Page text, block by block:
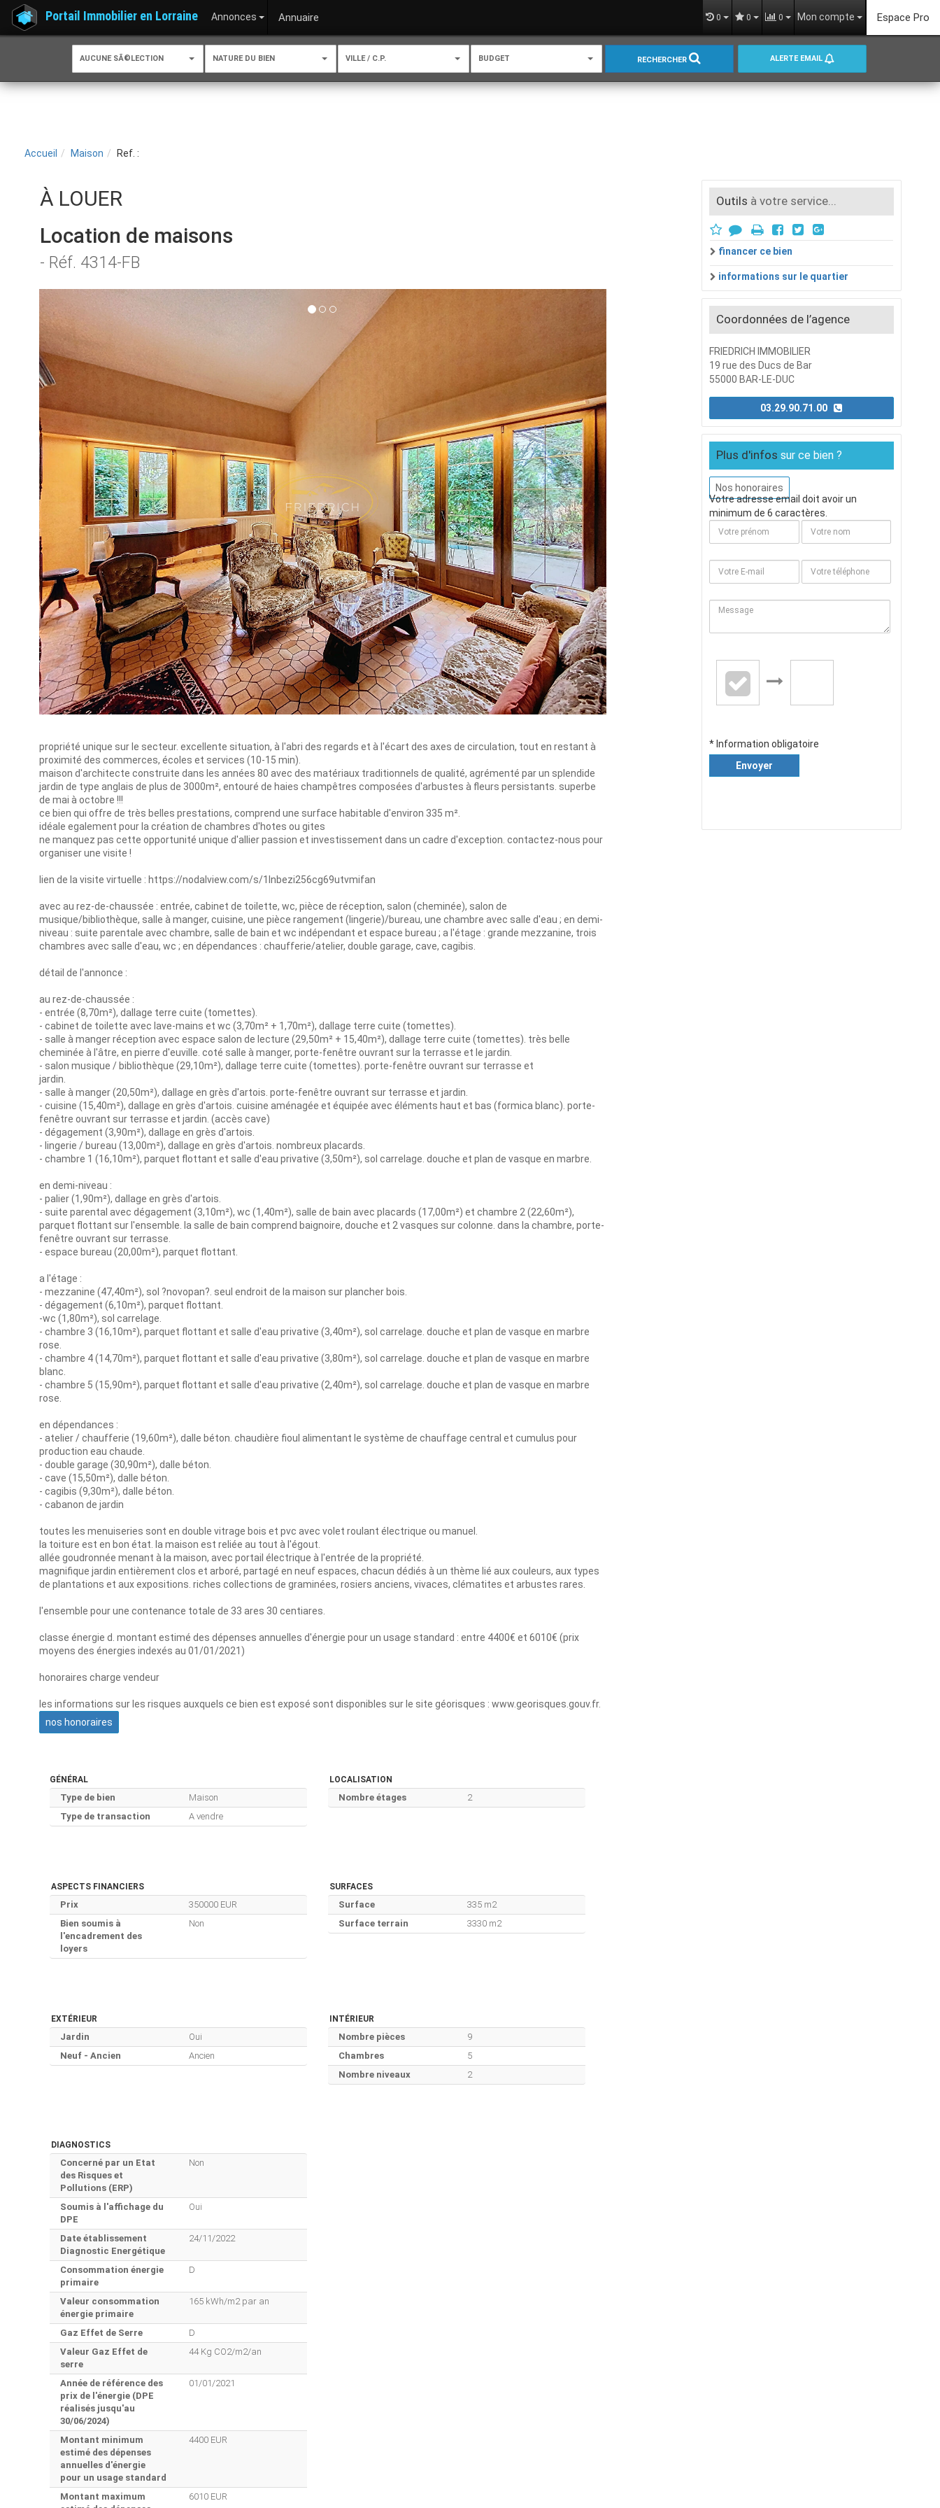
Portail Immobilier en Lorraine Annonces Annuaire 0 0 0 Mon compte Espace Pro
AUCUNE SÃ©LECTION NATURE DU BIEN VILLE / C.P. BUDGET RECHERCHER ALERTE EMAIL
Accueil Maison Ref. :
À LOUER
Location de maisons
- Réf. 4314-FB
propriété unique sur le secteur. excellente situation, à l'abri des regards et à l'écart des axes de circulation, tout en restant à
proximité des commerces, écoles et services (10-15 min).
maison d'architecte construite dans les années 80 avec des matériaux traditionnels de qualité, agrémenté par un splendide
jardin de type anglais de plus de 3000m², entouré de haies champêtres composées d'arbustes à fleurs persistants. superbe
de mai à octobre !!!
ce bien qui offre de très belles prestations, comprend une surface habitable d'environ 335 m².
idéale egalement pour la création de chambres d'hotes ou gites
ne manquez pas cette opportunité unique d'allier passion et investissement dans un cadre d'exception. contactez-nous pour
organiser une visite !
lien de la visite virtuelle : https://nodalview.com/s/1lnbezi256cg69utvmifan
avec au rez-de-chaussée : entrée, cabinet de toilette, wc, pièce de réception, salon (cheminée), salon de
musique/bibliothèque, salle à manger, cuisine, une pièce rangement (lingerie)/bureau, une chambre avec salle d'eau ; en demi-
niveau : suite parentale avec chambre, salle de bain et wc indépendant et espace bureau ; a l'étage : grande mezzanine, trois
chambres avec salle d'eau, wc ; en dépendances : chaufferie/atelier, double garage, cave, cagibis.
détail de l'annonce :
au rez-de-chaussée :
- entrée (8,70m²), dallage terre cuite (tomettes).
- cabinet de toilette avec lave-mains et wc (3,70m² + 1,70m²), dallage terre cuite (tomettes).
- salle à manger réception avec espace salon de lecture (29,50m² + 15,40m²), dallage terre cuite (tomettes). très belle
cheminée à l'âtre, en pierre d'euville. coté salle à manger, porte-fenêtre ouvrant sur la terrasse et le jardin.
- salon musique / bibliothèque (29,10m²), dallage terre cuite (tomettes). porte-fenêtre ouvrant sur terrasse et
jardin.
- salle à manger (20,50m²), dallage en grès d'artois. porte-fenêtre ouvrant sur terrasse et jardin.
- cuisine (15,40m²), dallage en grès d'artois. cuisine aménagée et équipée avec éléments haut et bas (formica blanc). porte-
fenêtre ouvrant sur terrasse et jardin. (accès cave)
- dégagement (3,90m²), dallage en grès d'artois.
- lingerie / bureau (13,00m²), dallage en grès d'artois. nombreux placards.
- chambre 1 (16,10m²), parquet flottant et salle d'eau privative (3,50m²), sol carrelage. douche et plan de vasque en marbre.
en demi-niveau :
- palier (1,90m²), dallage en grès d'artois.
- suite parental avec dégagement (3,10m²), wc (1,40m²), salle de bain avec placards (17,00m²) et chambre 2 (22,60m²),
parquet flottant sur l'ensemble. la salle de bain comprend baignoire, douche et 2 vasques sur colonne. dans la chambre, porte-
fenêtre ouvrant sur terrasse.
- espace bureau (20,00m²), parquet flottant.
a l'étage :
- mezzanine (47,40m²), sol ?novopan?. seul endroit de la maison sur plancher bois.
- dégagement (6,10m²), parquet flottant.
-wc (1,80m²), sol carrelage.
- chambre 3 (16,10m²), parquet flottant et salle d'eau privative (3,40m²), sol carrelage. douche et plan de vasque en marbre
rose.
- chambre 4 (14,70m²), parquet flottant et salle d'eau privative (3,80m²), sol carrelage. douche et plan de vasque en marbre
blanc.
- chambre 5 (15,90m²), parquet flottant et salle d'eau privative (2,40m²), sol carrelage. douche et plan de vasque en marbre
rose.
en dépendances :
- atelier / chaufferie (19,60m²), dalle béton. chaudière fioul alimentant le système de chauffage central et cumulus pour
production eau chaude.
- double garage (30,90m²), dalle béton.
- cave (15,50m²), dalle béton.
- cagibis (9,30m²), dalle béton.
- cabanon de jardin
toutes les menuiseries sont en double vitrage bois et pvc avec volet roulant électrique ou manuel.
la toiture est en bon état. la maison est reliée au tout à l'égout.
allée goudronnée menant à la maison, avec portail électrique à l'entrée de la propriété.
magnifique jardin entièrement clos et arboré, partagé en neuf espaces, chacun dédiés à un thème lié aux couleurs, aux types
de plantations et aux expositions. riches collections de graminées, rosiers anciens, vivaces, clématites et arbustes rares.
l'ensemble pour une contenance totale de 33 ares 30 centiares.
classe énergie d. montant estimé des dépenses annuelles d'énergie pour un usage standard : entre 4400€ et 6010€ (prix
moyens des énergies indexés au 01/01/2021)
honoraires charge vendeur
les informations sur les risques auxquels ce bien est exposé sont disponibles sur le site géorisques : www.georisques.gouv.fr.
nos honoraires
GÉNÉRAL
Type de bien
Maison
Type de transaction
A vendre
LOCALISATION
Nombre étages 2
ASPECTS FINANCIERS
Prix
350000 EUR
Bien soumis à
l'encadrement des
loyers
Non
SURFACES
Surface
335 m2
Surface terrain
3330 m2
EXTÉRIEUR
Jardin
Oui
Neuf - Ancien
Ancien
INTÉRIEUR
Nombre pièces
9
Chambres
5
Nombre niveaux
2
DIAGNOSTICS
Concerné par un Etat
des Risques et
Pollutions (ERP)
Non
Soumis à l'affichage du
DPE
Oui
Date établissement
Diagnostic Energétique
24/11/2022
Consommation énergie
primaire
D
Valeur consommation
énergie primaire
165 kWh/m2 par an
Gaz Effet de Serre
D
Valeur Gaz Effet de
serre
44 Kg CO2/m2/an
Année de référence des
prix de l'énergie (DPE
réalisés jusqu'au
30/06/2024)
01/01/2021
Montant minimum
estimé des dépenses
annuelles d'énergie
pour un usage standard
4400 EUR
Montant maximum
6010 EUR
Outils à votre service...
financer ce bien
informations sur le quartier
Coordonnées de l’agence
FRIEDRICH IMMOBILIER
19 rue des Ducs de Bar
55000 BAR-LE-DUC
03.29.90.71.00
Plus d'infos sur ce bien ?
Nos honoraires
Votre adresse email doit avoir un
minimum de 6 caractères.
* Information obligatoire
Envoyer